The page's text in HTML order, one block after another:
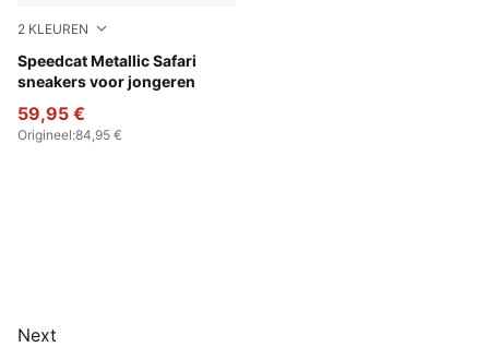
2 KLEUREN
Speedcat Metallic Safari
sneakers voor jongeren
PUMA Black-PUMA Silver
59,95 €
Origineel:84,95 €
Next